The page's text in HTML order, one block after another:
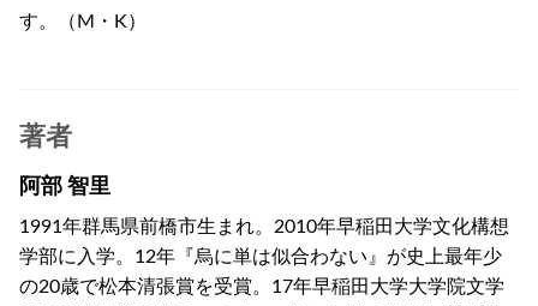
す。（M・K）
著者
阿部 智里
1991年群馬県前橋市生まれ。2010年早稲田大学文化構想
学部に入学。12年『烏に単は似合わない』が史上最年少
の20歳で松本清張賞を受賞。17年早稲田大学大学院文学